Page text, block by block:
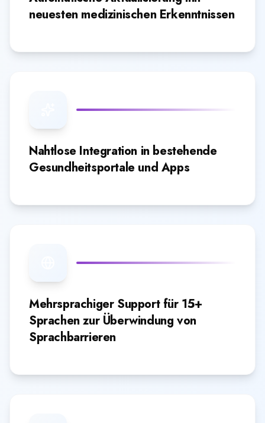
neuesten medizinischen Erkenntnissen
Nahtlose Integration in bestehende
Gesundheitsportale und Apps
Mehrsprachiger Support für 15+
Sprachen zur Überwindung von
Sprachbarrieren